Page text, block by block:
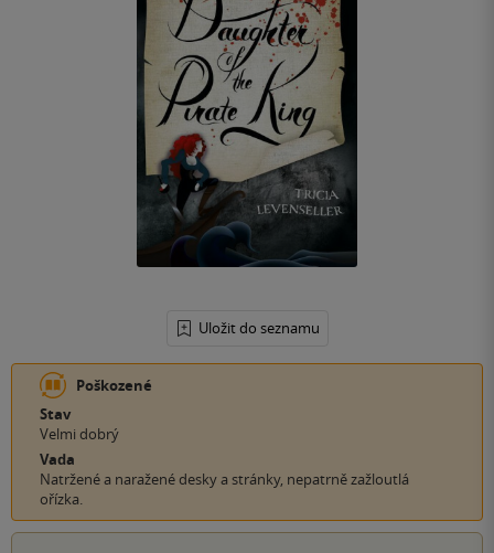
Uložit do seznamu
Poškozené
Stav
Velmi dobrý
Vada
Natržené a naražené desky a stránky, nepatrně zažloutlá
ořízka.